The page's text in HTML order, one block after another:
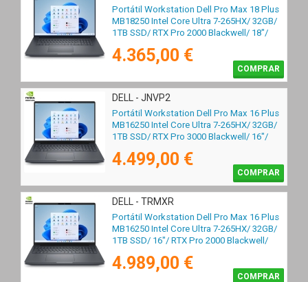
Portátil Workstation Dell Pro Max 18 Plus
MB18250 Intel Core Ultra 7-265HX/ 32GB/
1TB SSD/ RTX Pro 2000 Blackwell/ 18"/
4.365,00 €
COMPRAR
DELL - JNVP2
Portátil Workstation Dell Pro Max 16 Plus
MB16250 Intel Core Ultra 7-265HX/ 32GB/
1TB SSD/ RTX Pro 3000 Blackwell/ 16"/
4.499,00 €
COMPRAR
DELL - TRMXR
Portátil Workstation Dell Pro Max 16 Plus
MB16250 Intel Core Ultra 7-265HX/ 32GB/
1TB SSD/ 16"/ RTX Pro 2000 Blackwell/
4.989,00 €
COMPRAR